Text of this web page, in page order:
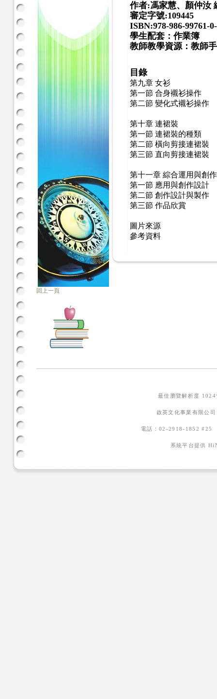
回上一頁
作者:馮家慧、顏仲汝
審定字號:109445
ISBN:978-986-99761-
學生配套：作業簿
教師教學資源：教師
目錄
第九章 女衫
第一節 合身襯衫操作
第二節 變化式襯衫操作
第十章 連裙裝
第一節 連裙裝的種類
第二節 橫向剪接連裙裝
第三節 直向剪接連裙裝
第十一章 綜合運用與創作
第一節 應用與創作設計
第二節 創作設計與製作
第三節 作品欣賞
圖片來源
參考資料
最佳瀏覽解析度
啟英文化事業有限公
電話：02-2918-1852
系統平台提供